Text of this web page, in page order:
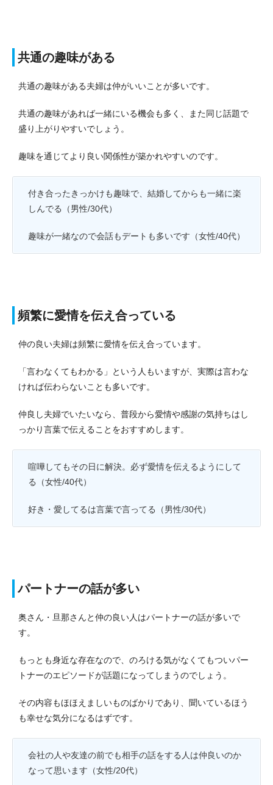
共通の趣味がある
共通の趣味がある夫婦は仲がいいことが多いです。
共通の趣味があれば一緒にいる機会も多く、また同じ話題で
盛り上がりやすいでしょう。
趣味を通じてより良い関係性が築かれやすいのです。
付き合ったきっかけも趣味で、結婚してからも一緒に楽
しんでる（男性/30代）
趣味が一緒なので会話もデートも多いです（女性/40代）
頻繁に愛情を伝え合っている
仲の良い夫婦は頻繁に愛情を伝え合っています。
「言わなくてもわかる」という人もいますが、実際は言わな
ければ伝わらないことも多いです。
仲良し夫婦でいたいなら、普段から愛情や感謝の気持ちはし
っかり言葉で伝えることをおすすめします。
喧嘩してもその日に解決。必ず愛情を伝えるようにして
る（女性/40代）
好き・愛してるは言葉で言ってる（男性/30代）
パートナーの話が多い
奥さん・旦那さんと仲の良い人はパートナーの話が多いで
す。
もっとも身近な存在なので、のろける気がなくてもついパー
トナーのエピソードが話題になってしまうのでしょう。
その内容もほほえましいものばかりであり、聞いているほう
も幸せな気分になるはずです。
会社の人や友達の前でも相手の話をする人は仲良いのか
なって思います（女性/20代）